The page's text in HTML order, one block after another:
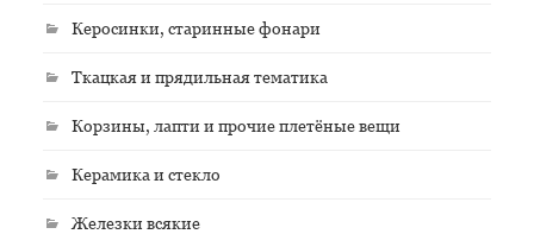
Керосинки, старинные фонари
Ткацкая и прядильная тематика
Корзины, лапти и прочие плетёные вещи
Керамика и стекло
Железки всякие